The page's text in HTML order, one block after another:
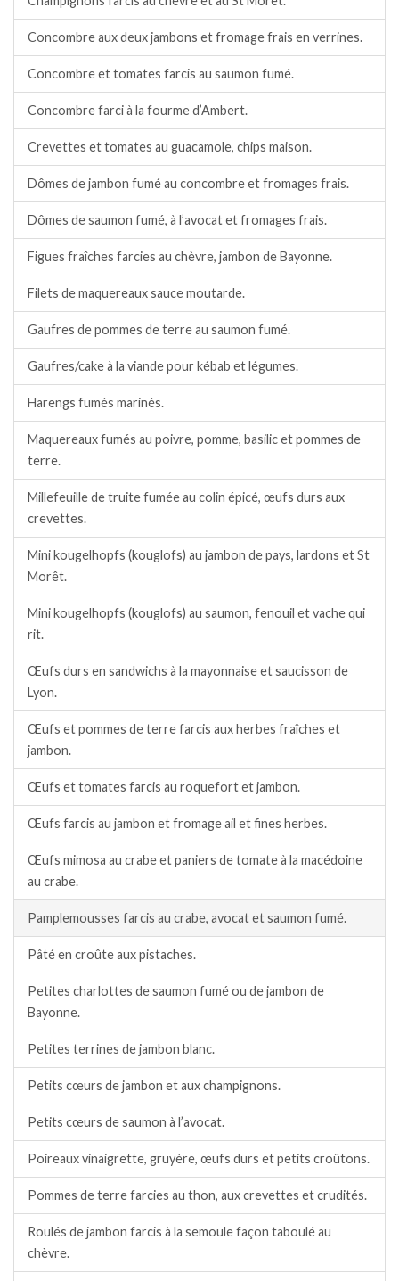
Concombre aux deux jambons et fromage frais en verrines.
Concombre et tomates farcis au saumon fumé.
Concombre farci à la fourme d’Ambert.
Crevettes et tomates au guacamole, chips maison.
Dômes de jambon fumé au concombre et fromages frais.
Dômes de saumon fumé, à l’avocat et fromages frais.
Figues fraîches farcies au chèvre, jambon de Bayonne.
Filets de maquereaux sauce moutarde.
Gaufres de pommes de terre au saumon fumé.
Gaufres/cake à la viande pour kébab et légumes.
Harengs fumés marinés.
Maquereaux fumés au poivre, pomme, basilic et pommes de
terre.
Millefeuille de truite fumée au colin épicé, œufs durs aux
crevettes.
Mini kougelhopfs (kouglofs) au jambon de pays, lardons et St
Morêt.
Mini kougelhopfs (kouglofs) au saumon, fenouil et vache qui
rit.
Œufs durs en sandwichs à la mayonnaise et saucisson de
Lyon.
Œufs et pommes de terre farcis aux herbes fraîches et
jambon.
Œufs et tomates farcis au roquefort et jambon.
Œufs farcis au jambon et fromage ail et fines herbes.
Œufs mimosa au crabe et paniers de tomate à la macédoine
au crabe.
Pamplemousses farcis au crabe, avocat et saumon fumé.
Pâté en croûte aux pistaches.
Petites charlottes de saumon fumé ou de jambon de
Bayonne.
Petites terrines de jambon blanc.
Petits cœurs de jambon et aux champignons.
Petits cœurs de saumon à l’avocat.
Poireaux vinaigrette, gruyère, œufs durs et petits croûtons.
Pommes de terre farcies au thon, aux crevettes et crudités.
Roulés de jambon farcis à la semoule façon taboulé au
chèvre.